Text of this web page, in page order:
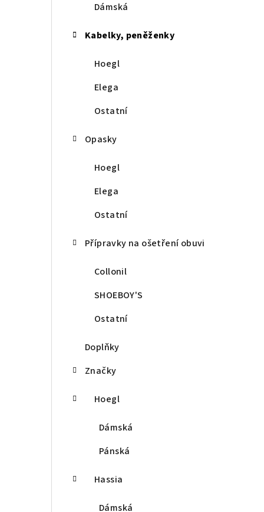
Dámská
Kabelky, peněženky
Hoegl
Elega
Ostatní
Opasky
Hoegl
Elega
Ostatní
Přípravky na ošetření obuvi
Collonil
SHOEBOY'S
Ostatní
Doplňky
Značky
Hoegl
Dámská
Pánská
Hassia
Dámská